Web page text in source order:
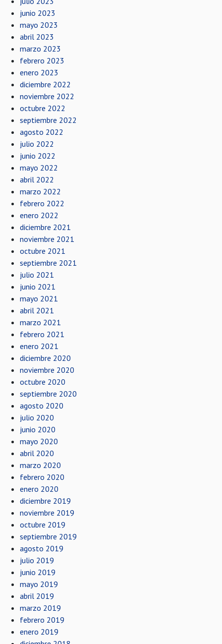
junio 2023
mayo 2023
abril 2023
marzo 2023
febrero 2023
enero 2023
diciembre 2022
noviembre 2022
octubre 2022
septiembre 2022
agosto 2022
julio 2022
junio 2022
mayo 2022
abril 2022
marzo 2022
febrero 2022
enero 2022
diciembre 2021
noviembre 2021
octubre 2021
septiembre 2021
julio 2021
junio 2021
mayo 2021
abril 2021
marzo 2021
febrero 2021
enero 2021
diciembre 2020
noviembre 2020
octubre 2020
septiembre 2020
agosto 2020
julio 2020
junio 2020
mayo 2020
abril 2020
marzo 2020
febrero 2020
enero 2020
diciembre 2019
noviembre 2019
octubre 2019
septiembre 2019
agosto 2019
julio 2019
junio 2019
mayo 2019
abril 2019
marzo 2019
febrero 2019
enero 2019